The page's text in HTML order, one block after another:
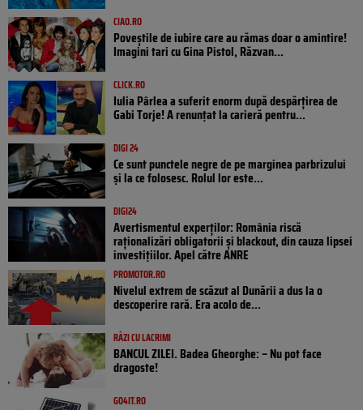
CIAO.RO
Poveştile de iubire care au rămas doar o amintire!
Imagini tari cu Gina Pistol, Răzvan...
CLICK.RO
Iulia Pârlea a suferit enorm după despărțirea de
Gabi Torje! A renunțat la carieră pentru...
DIGI 24
Ce sunt punctele negre de pe marginea parbrizului
și la ce folosesc. Rolul lor este...
DIGI24
Avertismentul experților: România riscă
raționalizări obligatorii și blackout, din cauza lipsei
investițiilor. Apel către ANRE
PROMOTOR.RO
Nivelul extrem de scăzut al Dunării a dus la o
descoperire rară. Era acolo de...
RÂZI CU LACRIMI
BANCUL ZILEI. Badea Gheorghe: – Nu pot face
dragoste!
GO4IT.RO